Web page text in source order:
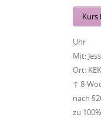
Kurs
Uhr
Mit:
Ort:
↑ 8-
nach
zu